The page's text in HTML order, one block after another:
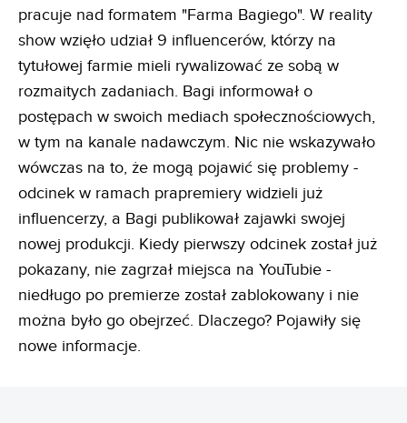
pracuje nad formatem "Farma Bagiego". W reality
show wzięło udział 9 influencerów, którzy na
tytułowej farmie mieli rywalizować ze sobą w
rozmaitych zadaniach. Bagi informował o
postępach w swoich mediach społecznościowych,
w tym na kanale nadawczym. Nic nie wskazywało
wówczas na to, że mogą pojawić się problemy -
odcinek w ramach prapremiery widzieli już
influencerzy, a Bagi publikował zajawki swojej
nowej produkcji. Kiedy pierwszy odcinek został już
pokazany, nie zagrzał miejsca na YouTubie -
niedługo po premierze został zablokowany i nie
można było go obejrzeć. Dlaczego? Pojawiły się
nowe informacje.